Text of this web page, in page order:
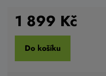
1 899 Kč
Do košíku